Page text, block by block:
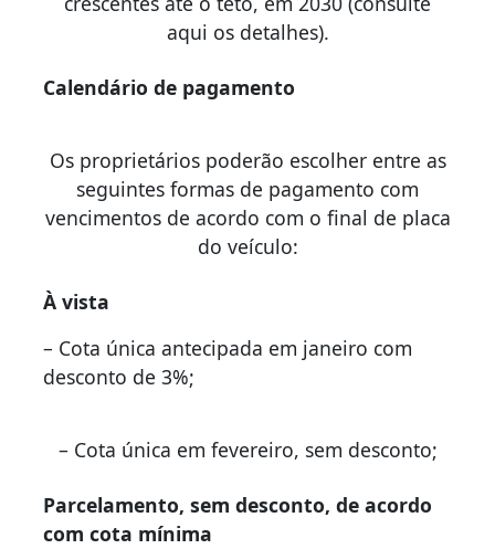
aqui os detalhes).
Calendário de pagamento
Os proprietários poderão escolher entre as
seguintes formas de pagamento com
vencimentos de acordo com o final de placa
do veículo:
À vista
– Cota única antecipada em janeiro com
desconto de 3%;
– Cota única em fevereiro, sem desconto;
Parcelamento, sem desconto, de acordo
com cota mínima